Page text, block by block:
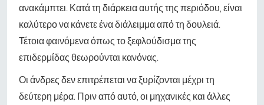
ανακάμπτει. Κατά τη διάρκεια αυτής της περιόδου, είναι
καλύτερο να κάνετε ένα διάλειμμα από τη δουλειά.
Τέτοια φαινόμενα όπως το ξεφλούδισμα της
επιδερμίδας θεωρούνται κανόνας.
Οι άνδρες δεν επιτρέπεται να ξυρίζονται μέχρι τη
δεύτερη μέρα. Πριν από αυτό, οι μηχανικές και άλλες